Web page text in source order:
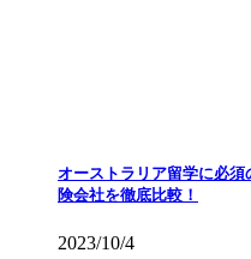
オーストラリア留学に必
険会社を徹底比較！
2023/10/4